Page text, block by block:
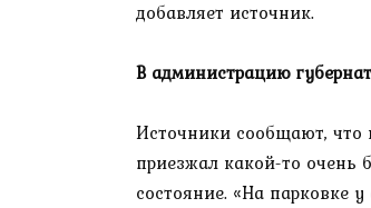
добавляет источник.
В администрацию
Источники сообщают, что
приезжал какой-то очень
состояние. «На парковке